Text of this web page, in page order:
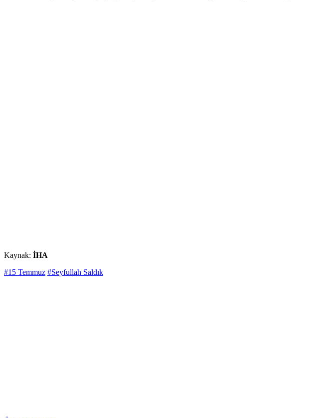
Kaynak: İHA
#15 Temmuz #Seyfullah Saldık